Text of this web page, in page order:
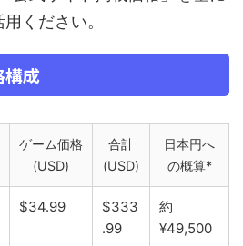
ください。
構成
ゲーム価格
(USD)
合計
(USD)
日本円へ
の概算*
$34.99
$333
.99
約
¥49,500